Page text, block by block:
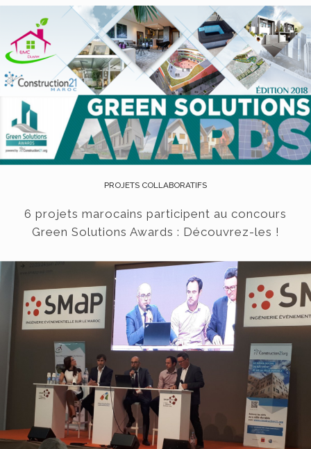
PROJETS COLLABORATIFS
6 projets marocains participent au concours
Green Solutions Awards : Découvrez-les !